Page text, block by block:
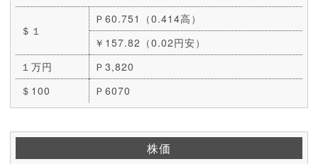
＄１
Ｐ60.751（0.414高）
￥157.82（0.02円安）
１万円
Ｐ3,820
＄100
Ｐ6070
株価